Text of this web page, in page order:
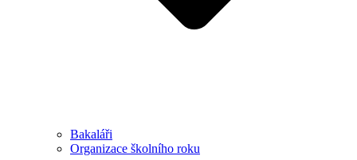
Bakaláři
Organizace školního roku